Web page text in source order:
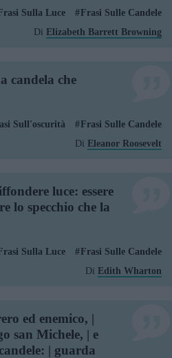
Sulla Luce
Frasi Sulle Candele
Di Elizabeth Barrett Browning
candela che
Sull'oscurità
Frasi Sulle Candele
Di Eleanor Roosevelt
luce: essere
lo specchio che la
Sulla Luce
Frasi Sulle Candele
Di Edith Wharton
ed enemico, |
san Michele, | e
| guarda